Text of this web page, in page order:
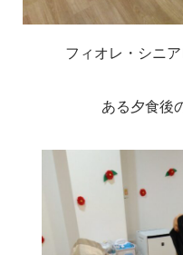
フィオレ・シニ
ある夕食後